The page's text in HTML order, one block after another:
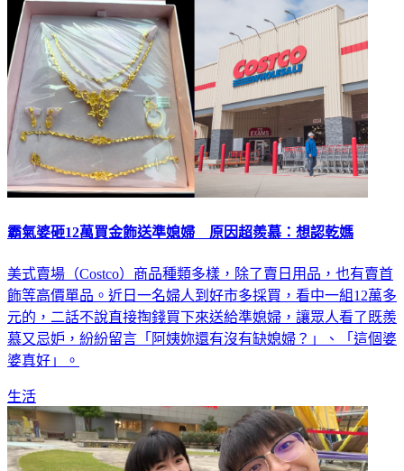
霸氣婆砸12萬買金飾送準媳婦 原因超羨慕：想認乾媽
美式賣場（Costco）商品種類多樣，除了賣日用品，也有賣首
飾等高價單品。近日一名婦人到好市多採買，看中一組12萬多
元的，二話不說直接掏錢買下來送給準媳婦，讓眾人看了既羨
慕又忌妒，紛紛留言「阿姨妳還有沒有缺媳婦？」、「這個婆
婆真好」。
生活